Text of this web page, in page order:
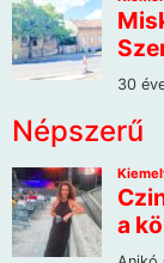
Népszerű